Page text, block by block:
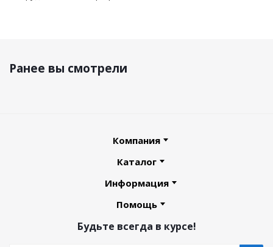
Ранее вы смотрели
Компания
Каталог
Информация
Помощь
Будьте всегда в курсе!